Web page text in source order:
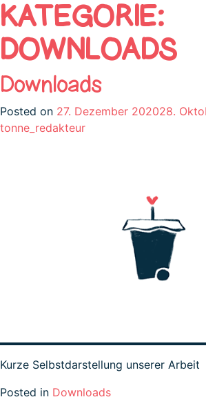
KATEGORIE:
DOWNLOADS
Downloads
Posted on 27. Dezember 202028.
tonne_redakteur
Kurze Selbstdarstellung unserer Arbeit
Posted in Downloads